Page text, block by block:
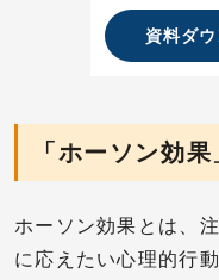
資料ダ
「ホーソン効
ホーソン効果とは、
に応えたい心理的行